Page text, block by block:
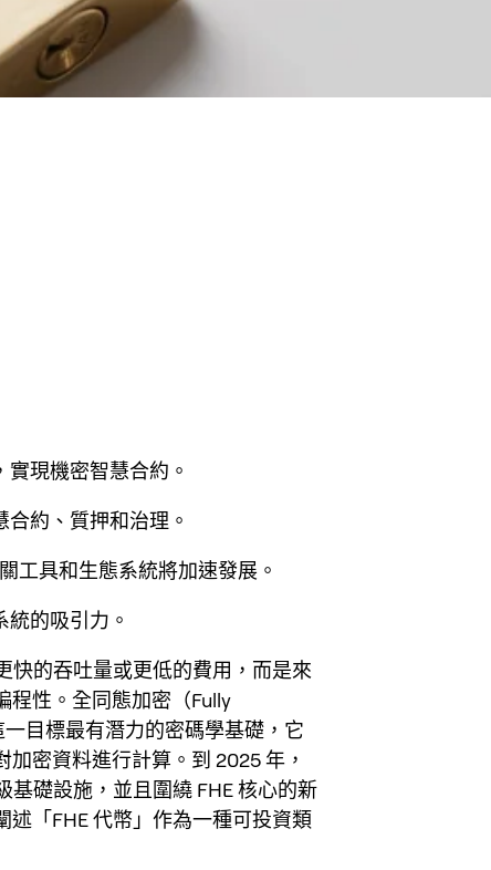
現機密智慧合約。
約、質押和治理。
工具和生態系統將加速發展。
的吸引力。
快的吞吐量或更低的費用，而是來
程性。全同態加密（Fully
目標最有潛力的密碼學基礎，它
密資料進行計算。到 2025 年，
基礎設施，並且圍繞 FHE 核心的新
「FHE 代幣」作為一種可投資類